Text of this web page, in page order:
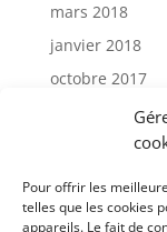
Pour offrir les
telles que les cookies
appareils. Le fait de
mars 2018
janvier 2018
octobre 2017
janvier 2017